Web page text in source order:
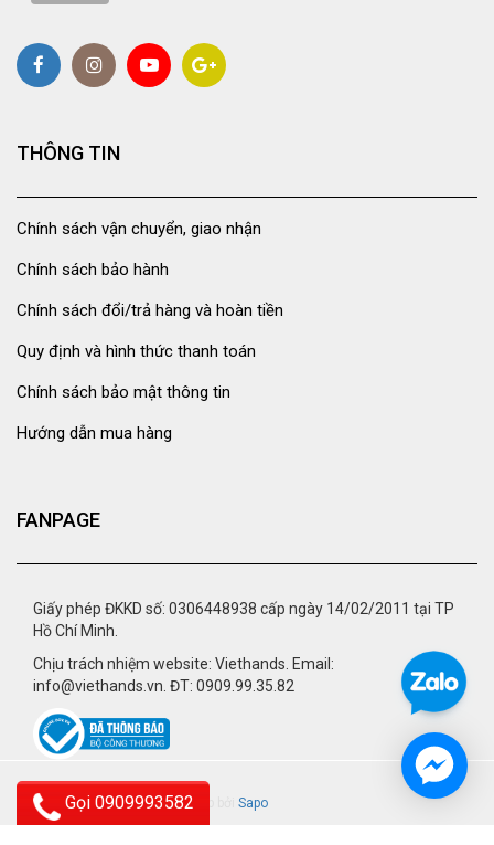
THÔNG TIN
Chính sách vận chuyển, giao nhận
Chính sách bảo hành
Chính sách đổi/trả hàng và hoàn tiền
Quy định và hình thức thanh toán
Chính sách bảo mật thông tin
Hướng dẫn mua hàng
FANPAGE
Giấy phép ĐKKD số: 0306448938 cấp ngày 14/02/2011 tại TP
Hồ Chí Minh.
Chịu trách nhiệm website: Viethands. Email:
info@viethands.vn. ĐT: 0909.99.35.82
© 2015 - viethands.vn.Cung cấp bởi Sapo
Gọi 0909993582